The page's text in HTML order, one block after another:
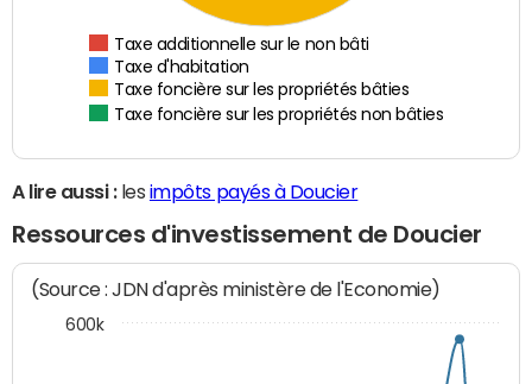
Taxe additionnelle sur le non bâti
Taxe d'habitation
Taxe foncière sur les propriétés bâties
Taxe foncière sur les propriétés non bâties
A lire aussi :les impôts payés à Doucier
Ressources d'investissement de Doucier
(Source : JDN d'après ministère de l'Economie)
600k